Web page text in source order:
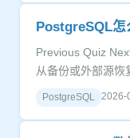
PostgreSQL怎
Previous Quiz Next 在 PostgreSQL 中，加载数据库用于
从备份或外部源恢
PostgreSQL 2026-